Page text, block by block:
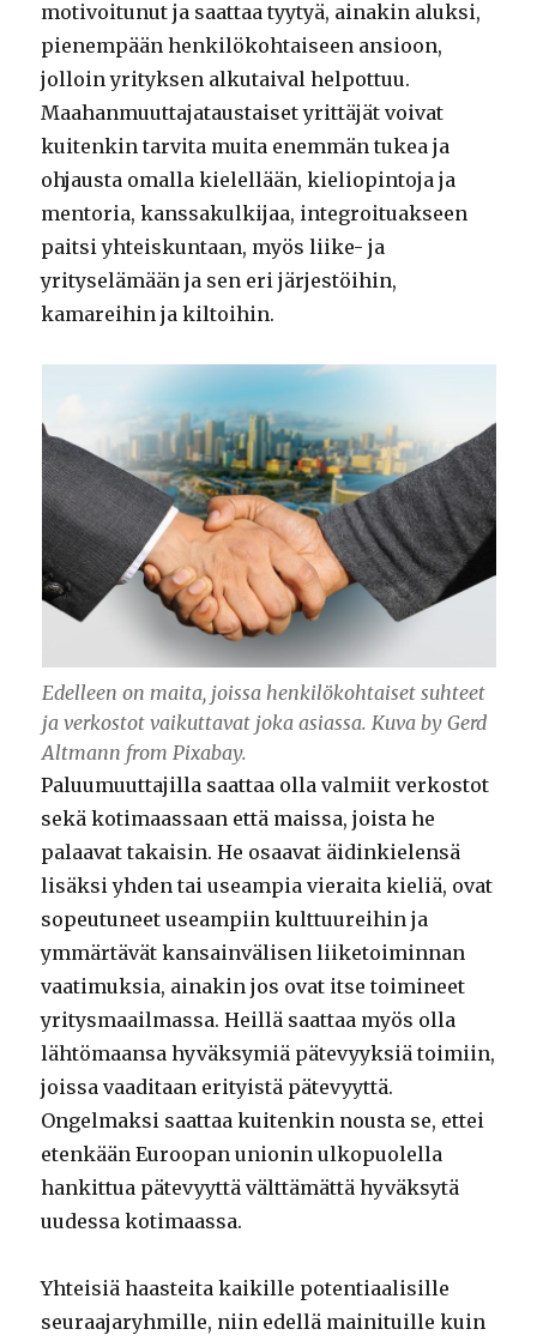
motivoitunut ja saattaa tyytyä, ainakin aluksi,
pienempään henkilökohtaiseen ansioon,
jolloin yrityksen alkutaival helpottuu.
Maahanmuuttajataustaiset yrittäjät voivat
kuitenkin tarvita muita enemmän tukea ja
ohjausta omalla kielellään, kieliopintoja ja
mentoria, kanssakulkijaa, integroituakseen
paitsi yhteiskuntaan, myös liike- ja
yrityselämään ja sen eri järjestöihin,
kamareihin ja kiltoihin.
Edelleen on maita, joissa henkilökohtaiset suhteet
ja verkostot vaikuttavat joka asiassa. Kuva by Gerd
Altmann from Pixabay.
Paluumuuttajilla saattaa olla valmiit verkostot
sekä kotimaassaan että maissa, joista he
palaavat takaisin. He osaavat äidinkielensä
lisäksi yhden tai useampia vieraita kieliä, ovat
sopeutuneet useampiin kulttuureihin ja
ymmärtävät kansainvälisen liiketoiminnan
vaatimuksia, ainakin jos ovat itse toimineet
yritysmaailmassa. Heillä saattaa myös olla
lähtömaansa hyväksymiä pätevyyksiä toimiin,
joissa vaaditaan erityistä pätevyyttä.
Ongelmaksi saattaa kuitenkin nousta se, ettei
etenkään Euroopan unionin ulkopuolella
hankittua pätevyyttä välttämättä hyväksytä
uudessa kotimaassa.
Yhteisiä haasteita kaikille potentiaalisille
seuraajaryhmille, niin edellä mainituille kuin